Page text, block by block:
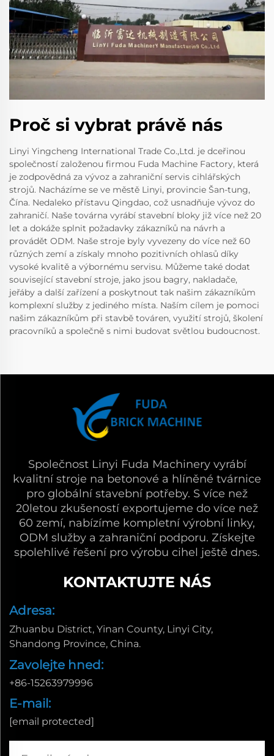
Proč si vybrat právě nás
Linyi Yingcheng International Trade Co.,Ltd. je dceřinou
společností založenou firmou Fuda Machine Factory, která
je zodpovědná za vývoz a zahraniční servis cihlářských
strojů. Nacházíme se ve městě Linyi, provincie Šan-tung,
Čína. Nedaleko přístavu Qingdao, což usnadňuje vývoz do
zahraničí. Naše továrna vyrábí stavební bloky již více než 20
let a dokáže splnit požadavky zákazníků na návrh a
provádět ODM. Naše stroje byly vyvezeny do více než 60
různých zemí a získaly mnoho pozitivních ohlasů díky
vysoké kvalitě a výbornému servisu. Můžeme také dodat
související stavební stroje, jako jsou bagry, nakladače,
jeřáby a další zařízení a poskytnout tak našim zákazníkům
komplexní služby z jediného místa. Naším cílem je pomoci
našim zákazníkům při stavbě továren, využití strojů, školení
pracovníků a společně s nimi budovat světlou budoucnost.
Společnost Linyi Fuda Machinery vyrábí
kvalitní stroje na betonové a hlíněné tvárnice
pro globální stavební potřeby. S více než
20letou zkušeností exportujeme do více než
60 zemí, nabízíme kompletní výrobní linky,
ODM služby a zahraniční podporu. Získejte
spolehlivé řešení pro výrobu cihel ještě dnes.
KONTAKTUJTE NÁS
Adresa:
Zhuanbu District, Yinan County, Linyi City,
Shandong Province, China.
Zavolejte hned:
+86-15263979996
E-mail:
[email protected]